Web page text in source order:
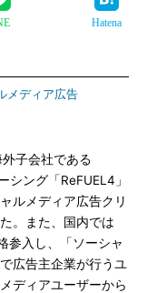
Hatena
メディア広告
子会社である
ング「ReFUEL4」
ルメディア広告クリ
。また、国内では
参入し、「ソーシャ
広告主企業が行うユ
ディアユーザーから